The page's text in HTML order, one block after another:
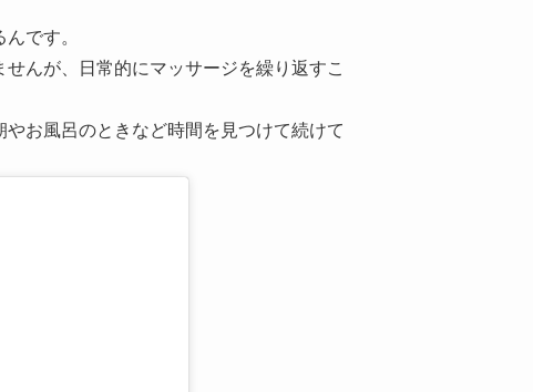
です。
んが、日常的にマッサージを繰り返すこ
お風呂のときなど時間を見つけて続けて